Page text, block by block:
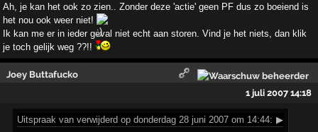
Ah, je kan het ook zo zien.. Zonder deze 'actie' geen PF dus zo boeiend is
het nou ook weer niet!
Ik kan me er in ieder geval niet echt aan storen. Vind je het niets, dan klik
je toch gelijk weg ??!!
Joey Buttafucko
1 juli 2007 14:18
Uitspraak van verwijderd op donderdag 28 juni 2007 om 14:44: ▶